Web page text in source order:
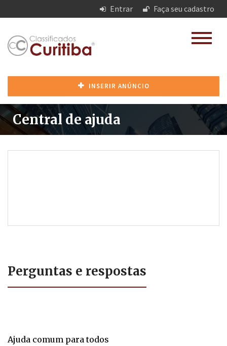
Entrar Faça seu cadastro
INSERIR ANÚNCIO
Central de ajuda
Perguntas e respostas
Ajuda comum para todos